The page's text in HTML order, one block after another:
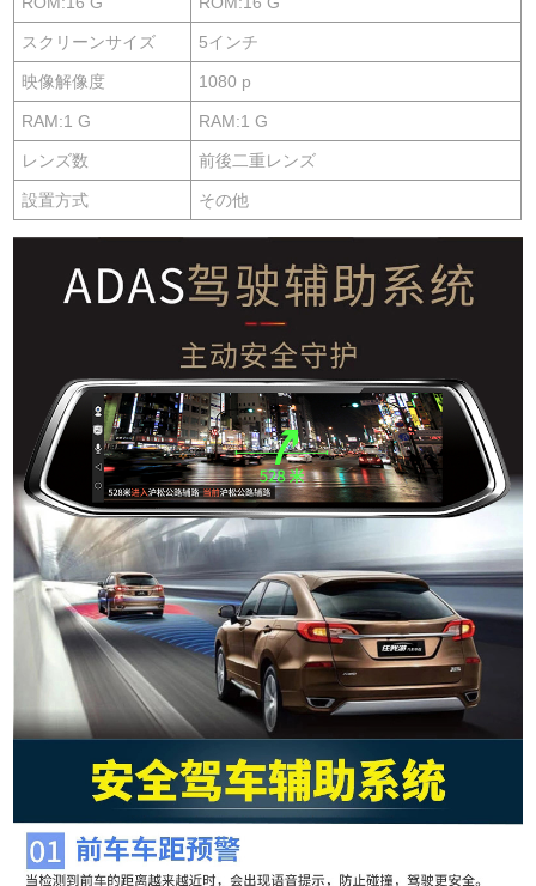
スクリーンサイズ 5インチ
映像解像度 1080 p
RAM:1 G RAM:1 G
レンズ数 前後二重レンズ
設置方式 その他